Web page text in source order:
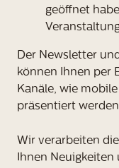
geöffnet
Der Newsletter
können Ihnen per
Kanäle, wie
präsentiert
Wir verarbeiten
Ihnen Neuigkeiten